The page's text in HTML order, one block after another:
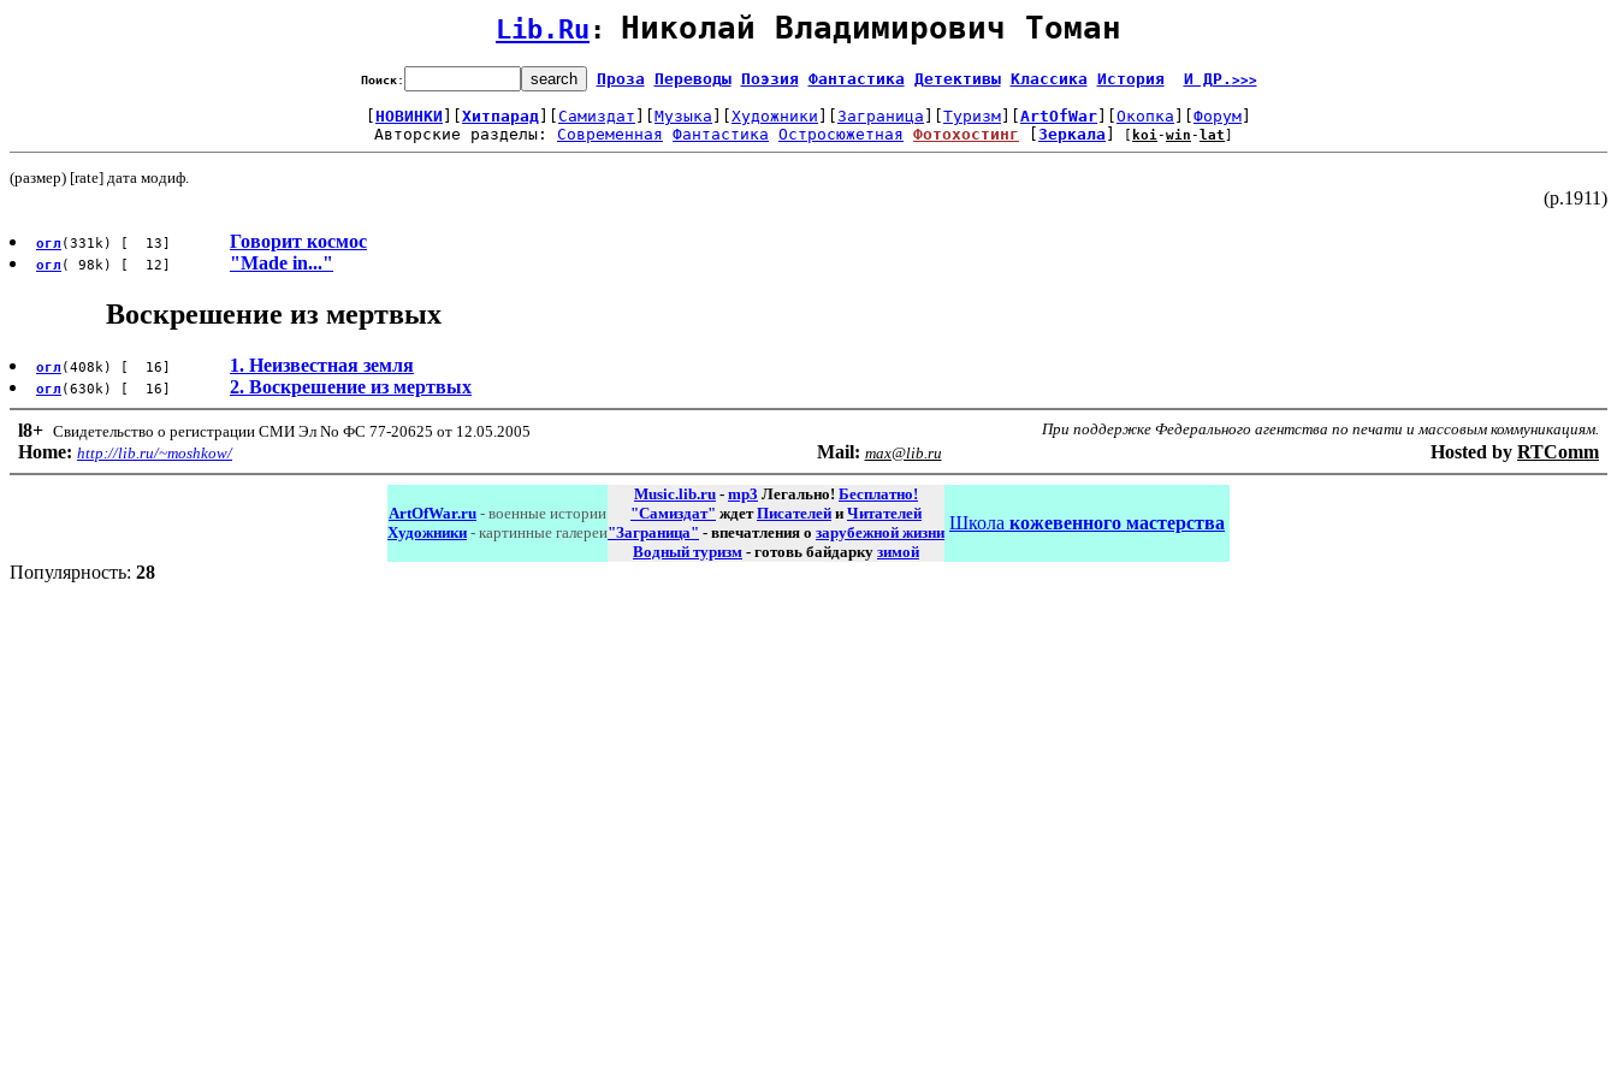
Lib.Ru : Николай Владимирович Томан
Поиск: Проза Переводы Поэзия Фантастика Детективы Классика История И ДР. >>>
НОВИНКИ Хитпарад Самиздат Музыка Художники Заграница Туризм ArtOfWar Окопка Форум
Авторские разделы: Современная Фантастика Остросюжетная Фотохостинг Зеркала koi-win- lat
(размер) [rate] дата модиф.
(р.1911)
огл (331k) [ 13] Говорит космос
огл ( 98k) [ 12] "Made in..."
Воскрешение из мертвых
огл (408k) [ 16] 1. Неизвестная земля
огл (630k) [ 16] 2. Воскрешение из мертвых
l8+ Свидетельство о регистрации СМИ Эл No ФС 77-20625 от 12.05.2005 При поддержке Федерального агентства по печати и массовым коммуникациям.
Home: http://lib.ru/~moshkow/ Маil: max@lib.ru Hosted by RTComm
ArtOfWar.ru - военные истории
Художники - картинные галереи
Music.lib.ru - mp3 Легально! Бесплатно!
"Самиздат" ждетПисателей и Читателей
"Заграница" - впечатления о зарубежной жизни
Водный туризм - готовь байдарку зимой
Школа кожевенного мастерства
Популярность: 28